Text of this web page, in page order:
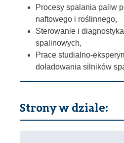
Procesy spalania paliw
naftowego i roślinnego,
Sterowanie i
spalinowych,
Prace studialno-
doładowania silników
Strony w dziale: